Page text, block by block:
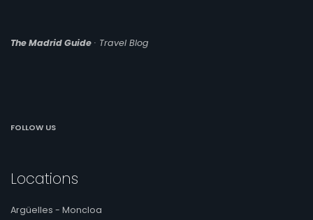
The Madrid Guide · Travel Blog
FOLLOW US
Locations
Argüelles - Moncloa